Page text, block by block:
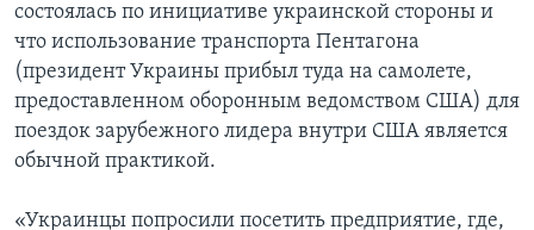
состоялась по инициативе украинской стороны и
что использование транспорта Пентагона
(президент Украины прибыл туда на самолете,
предоставленном оборонным ведомством США) для
поездок зарубежного лидера внутри США является
обычной практикой.
«Украинцы попросили посетить предприятие, где,